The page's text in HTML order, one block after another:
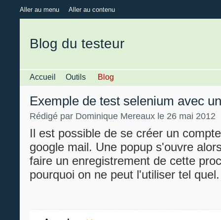
Aller au menu Aller au contenu
Blog du testeur
Accueil Outils Blog
Exemple de test selenium avec
Rédigé par Dominique Mereaux le 26 mai 2012
Il est possible de se créer un
google mail. Une popup s'ouvre
faire un enregistrement de cette
pourquoi on ne peut l'utiliser tel quel.